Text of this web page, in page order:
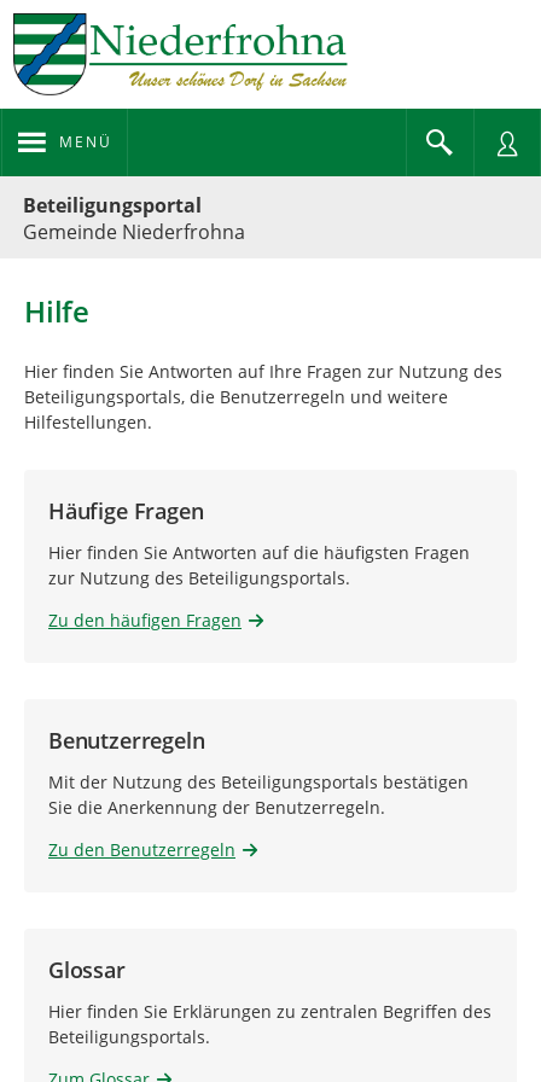
MENÜ
Beteiligungsportal
Gemeinde Niederfrohna
Hilfe
Hier finden Sie Antworten auf Ihre Fragen zur Nutzung des
Beteiligungsportals, die Benutzerregeln und weitere
Hilfestellungen.
Häufige Fragen
Hier finden Sie Antworten auf die häufigsten Fragen
zur Nutzung des Beteiligungsportals.
Zu den häufigen Fragen
Benutzerregeln
Mit der Nutzung des Beteiligungsportals bestätigen
Sie die Anerkennung der Benutzerregeln.
Zu den Benutzerregeln
Glossar
Hier finden Sie Erklärungen zu zentralen Begriffen des
Beteiligungsportals.